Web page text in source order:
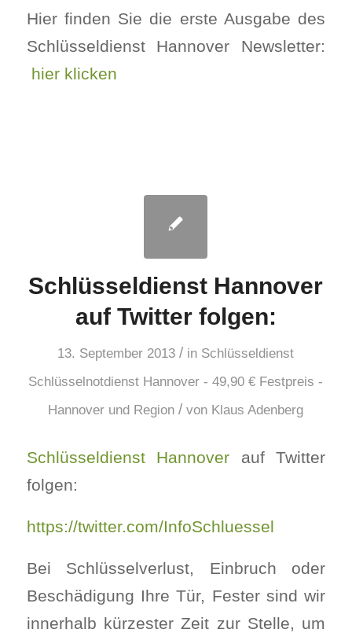
Hier finden Sie die erste Ausgabe des
Schlüsseldienst Hannover Newsletter:
hier klicken
Schlüsseldienst Hannover
auf Twitter folgen:
13. September 2013 / in Schlüsseldienst
Schlüsselnotdienst Hannover - 49,90 € Festpreis -
Hannover und Region / von Klaus Adenberg
Schlüsseldienst Hannover auf Twitter
folgen:
https://twitter.com/InfoSchluessel
Bei Schlüsselverlust, Einbruch oder
Beschädigung Ihre Tür, Fester sind wir
innerhalb kürzester Zeit zur Stelle, um